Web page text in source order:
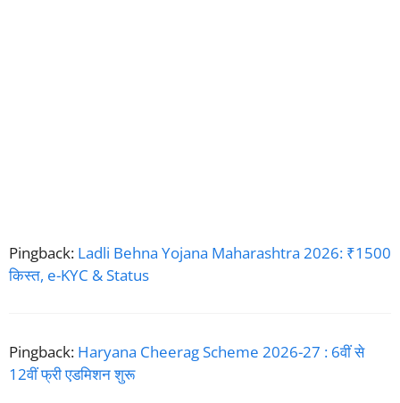
Pingback: Ladli Behna Yojana Maharashtra 2026: ₹1500
किस्त, e-KYC & Status
Pingback: Haryana Cheerag Scheme 2026-27 : 6वीं से
12वीं फ्री एडमिशन शुरू